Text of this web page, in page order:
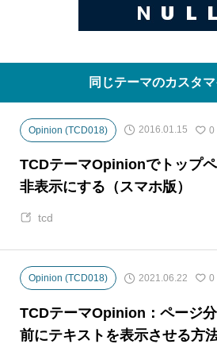
同じテーマのカスタ
Opinion (TCD018) 2016.01.15 0
TCDテーマOpinionでトップ
非表示にする（スマホ版）
tcd
Opinion (TCD018) 2021.06.22 0
TCDテーマOpinion：ページ
前にテキストを表示させる方